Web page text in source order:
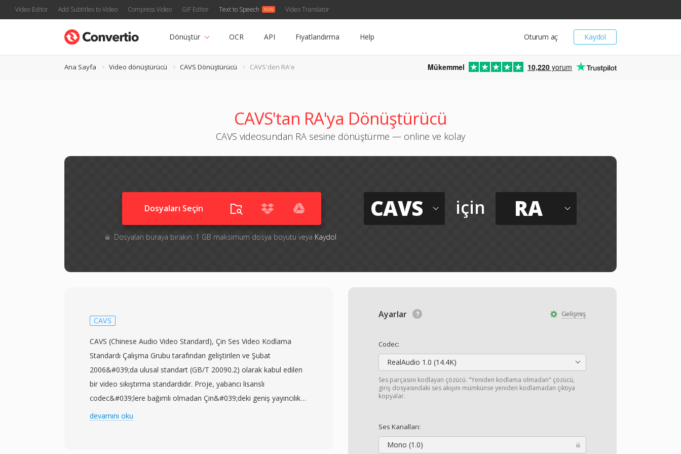
Video Editor Add Subtitles to Video Compress Video GIF Editor Text to Speech Video Translator
Kaydol
Oturum aç
Dönüştür OCR API Fiyatlandırma Help
Ana Sayfa Video dönüştürücü CAVS Dönüştürücü CAVS'den RA'e Mükemmel 10,220 yorum
CAVS'tan RA'ya Dönüştürücü
CAVS videosundan RA sesine dönüştürme — online ve kolay
Dosyaları Seçin
Dosyaları buraya bırakın. 1 GB maksimum dosya boyutu veya Kaydol
CAVS için RA
Gelişmiş
Ayarlar
Codec:
RealAudio 1.0 (14.4K)
Ses parçasını kodlayan çözücü. "Yeniden kodlama olmadan" çözücü,
giriş dosyasındaki ses akışını mümkünse yeniden kodlamadan çıktıya
kopyalar.
Ses Kanalları:
Mono (1.0)
CAVS
CAVS (Chinese Audio Video Standard), Çin Ses Video Kodlama
Standardı Çalışma Grubu tarafından geliştirilen ve Şubat
2006&#039;da ulusal standart (GB/T 20090.2) olarak kabul edilen
bir video sıkıştırma standardıdır. Proje, yabancı lisanslı
codec&#039;lere bağımlı olmadan Çin&#039;deki geniş yayıncılık
ve multimedya altyapısına hizmet edebilecek bağımsız bir
devamını oku